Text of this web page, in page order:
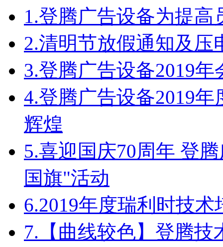
1.登腾广告设备为提高
2.清明节放假通知及压
3.登腾广告设备2019
4.登腾广告设备2019
辉煌
5.喜迎国庆70周年 登
国旗"活动
6.2019年度瑞利时技
7. 【曲线较色】登腾